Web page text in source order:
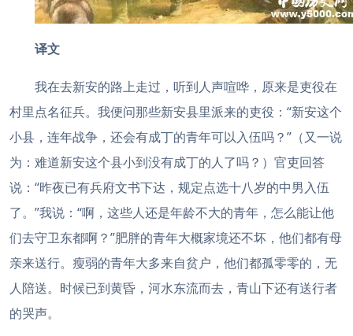
译文
我在去新安的路上走过，听到人声喧哗，原来是吏役在
村里点名征兵。我便问那些新安县里派来的吏役：“新安这个
小县，连年战争，还会有成丁的青年可以入伍吗？”（又一说
为：难道新安这个县小到没有成丁的人了吗？）官吏回答
说：“昨夜已有兵府文书下达，规定点选十八岁的中男入伍
了。”我说：“啊，这些人还是年龄不大的青年，怎么能让他
们去守卫东都啊？”肥胖的青年大概家境还不坏，他们都有母
亲来送行。瘦弱的青年大多来自贫户，他们都孤零零的，无
人陪送。时候已到黄昏，河水东流而去，青山下还有送行者
的哭声。